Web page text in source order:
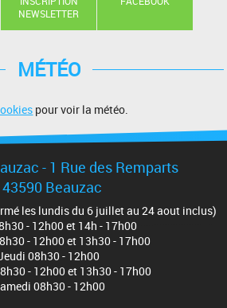
NEWSLETTER
MÉTÉO
pour voir la météo.
- 1 Rue des Remparts
43590 Beauzac
les lundis du 6 juillet au 24 aout inclus)
- 12h00 et 14h - 17h00
- 12h00 et 13h30 - 17h00
08h30 - 12h00
- 12h00 et 13h30 - 17h00
08h30 - 12h00